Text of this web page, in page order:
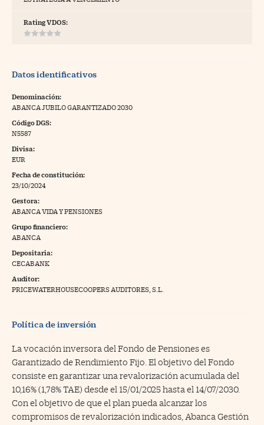
Pyme
Trading
a Cinco Días
Rating VDOS:
Datos identificativos
Denominación:
ABANCA JUBILO GARANTIZADO 2030
Código DGS:
N5587
Divisa:
EUR
Fecha de constitución:
23/10/2024
Gestora:
ABANCA VIDA Y PENSIONES
Grupo financiero:
ABANCA
Depositaria:
CECABANK
Auditor:
PRICEWATERHOUSECOOPERS AUDITORES, S.L.
Política de inversión
La vocación inversora del Fondo de Pensiones es
Garantizado de Rendimiento Fijo. El objetivo del Fondo
consiste en garantizar una revalorización acumulada del
10,16% (1,78% TAE) desde el 15/01/2025 hasta el 14/07/2030.
Con el objetivo de que el plan pueda alcanzar los
compromisos de revalorización indicados, Abanca Gestión